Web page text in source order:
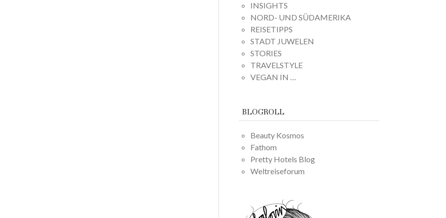
INSIGHTS
NORD- UND SÜDAMERIKA
REISETIPPS
STADT JUWELEN
STORIES
TRAVELSTYLE
VEGAN IN …
BLOGROLL
Beauty Kosmos
Fathom
Pretty Hotels Blog
Weltreiseforum